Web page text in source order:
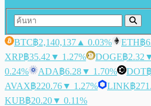
BTC฿2,140,137 ▲ 0.03% ETH฿
XRP฿35.42 ▼ 1.27% DOGE฿2.32
0.24%
ADA฿6.28▼ 1.70% DOT
AVAX฿220.76▼ 1.27% LINK฿
KUB฿20.20▼ 0.11%